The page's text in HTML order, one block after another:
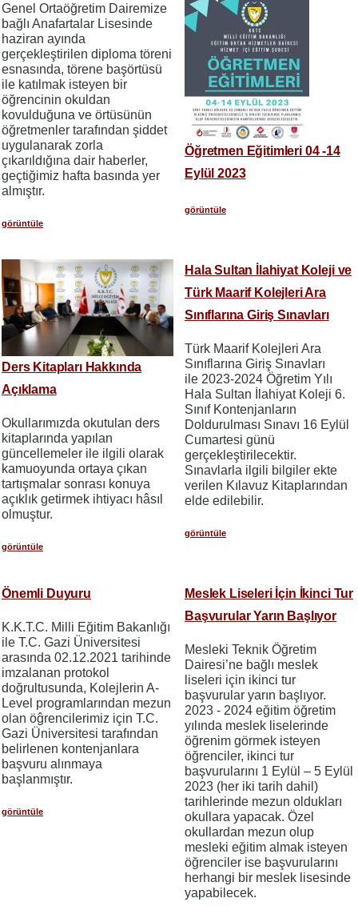
Genel Ortaöğretim Dairemize
bağlı Anafartalar Lisesinde
haziran ayında
gerçekleştirilen diploma töreni
esnasında, törene başörtüsü
ile katılmak isteyen bir
öğrencinin okuldan
kovulduğuna ve örtüsünün
öğretmenler tarafından şiddet
uygulanarak zorla
çıkarıldığına dair haberler,
geçtiğimiz hafta basında yer
almıştır.
görüntüle
Öğretmen Eğitimleri 04 -14
Eylül 2023
görüntüle
Ders Kitapları Hakkında
Açıklama
Okullarımızda okutulan ders
kitaplarında yapılan
güncellemeler ile ilgili olarak
kamuoyunda ortaya çıkan
tartışmalar sonrası konuya
açıklık getirmek ihtiyacı hâsıl
olmuştur.
görüntüle
Hala Sultan İlahiyat Koleji ve
Türk Maarif Kolejleri Ara
Sınıflarına Giriş Sınavları
Türk Maarif Kolejleri Ara
Sınıflarına Giriş Sınavları
ile 2023-2024 Öğretim Yılı
Hala Sultan İlahiyat Koleji 6.
Sınıf Kontenjanların
Doldurulması Sınavı 16 Eylül
Cumartesi günü
gerçekleştirilecektir.
Sınavlarla ilgili bilgiler ekte
verilen Kılavuz Kitaplarından
elde edilebilir.
görüntüle
Önemli Duyuru
K.K.T.C. Milli Eğitim Bakanlığı
ile T.C. Gazi Üniversitesi
arasında 02.12.2021 tarihinde
imzalanan protokol
doğrultusunda, Kolejlerin A-
Level programlarından mezun
olan öĝrencilerimiz için T.C.
Gazi Üniversitesi tarafından
belirlenen kontenjanlara
başvuru alınmaya
başlanmıştır.
görüntüle
Meslek Liseleri İçin İkinci Tur
Başvurular Yarın Başlıyor
Mesleki Teknik Öğretim
Dairesi’ne bağlı meslek
liseleri için ikinci tur
başvurular yarın başlıyor.
2023 - 2024 eğitim öğretim
yılında meslek liselerinde
öğrenim görmek isteyen
öğrenciler, ikinci tur
başvurularını 1 Eylül – 5 Eylül
2023 (her iki tarih dahil)
tarihlerinde mezun oldukları
okullara yapacak. Özel
okullardan mezun olup
mesleki eğitim almak isteyen
öğrenciler ise başvurularını
herhangi bir meslek lisesinde
yapabilecek.